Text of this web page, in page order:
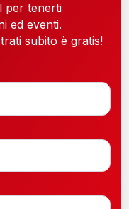
per tenerti
ed eventi.
subito è gratis!